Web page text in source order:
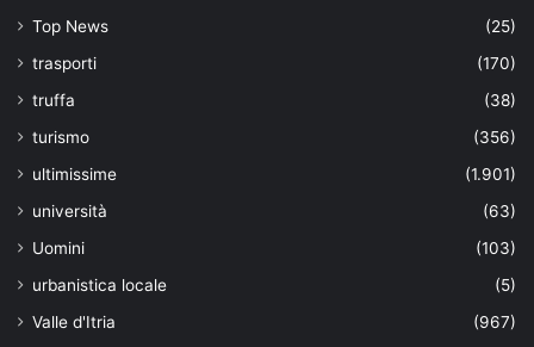
Top News
(25)
trasporti
(170)
truffa
(38)
turismo
(356)
ultimissime
(1.901)
università
(63)
Uomini
(103)
urbanistica locale
(5)
Valle d'Itria
(967)